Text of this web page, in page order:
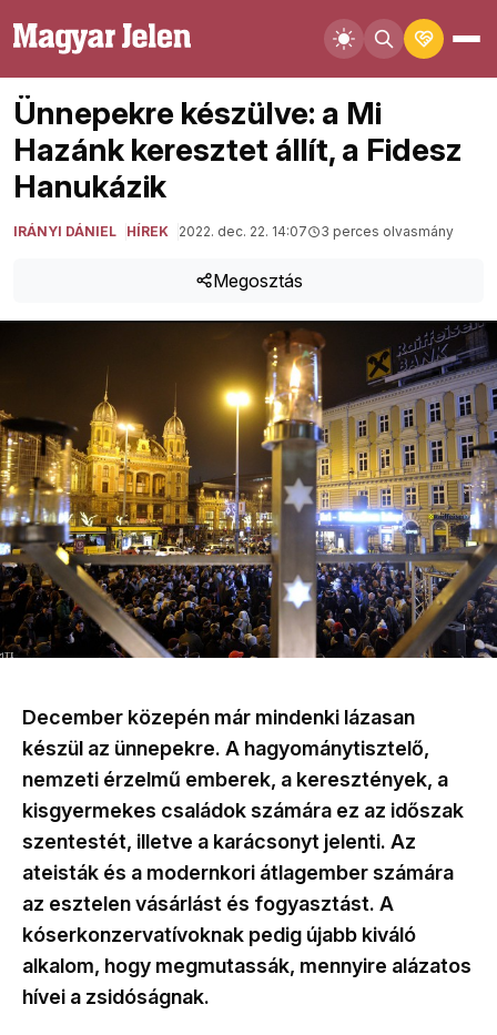
Ünnepekre készülve: a Mi
Hazánk keresztet állít, a Fidesz
Hanukázik
IRÁNYI DÁNIEL HÍREK 2022. dec. 22. 14:07 3 perces olvasmány
Megosztás
December közepén már mindenki lázasan
készül az ünnepekre. A hagyománytisztelő,
nemzeti érzelmű emberek, a keresztények, a
kisgyermekes családok számára ez az időszak
szentestét, illetve a karácsonyt jelenti. Az
ateisták és a modernkori átlagember számára
az esztelen vásárlást és fogyasztást. A
kóserkonzervatívoknak pedig újabb kiváló
alkalom, hogy megmutassák, mennyire alázatos
hívei a zsidóságnak.